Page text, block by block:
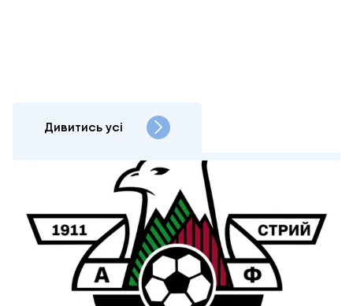
Дивитись усі